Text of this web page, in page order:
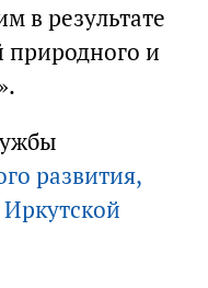
в результате
и
развития,